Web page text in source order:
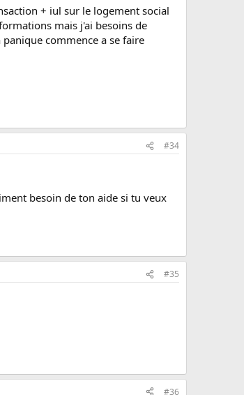
+ iul sur le logement social
mais j'ai besoins de
commence a se faire
#34
besoin de ton aide si tu veux
#35
#36